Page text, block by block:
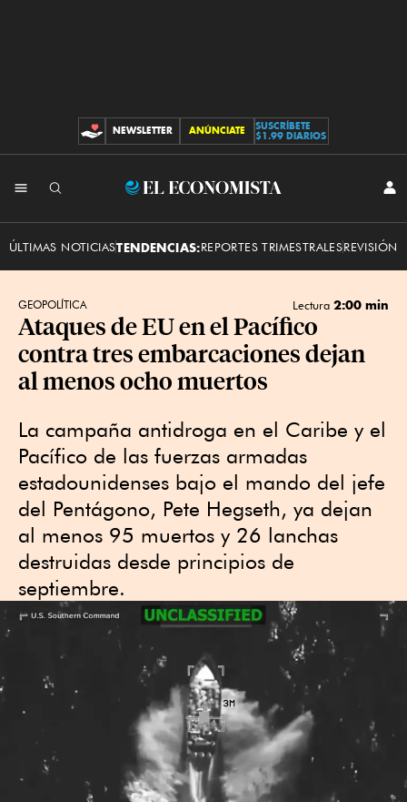
CONTRIBUCIONES
NEWSLETTER ANÚNCIATE
SUSCRÍBETE
$1.99 DIARIOS
El
ÚLTIMAS NOTICIASTENDENCIAS:REPORTES TRIMESTRALESREVISIÓN
GEOPOLÍTICA Lectura 2:00 min
Ataques de EU en el Pacífico
contra tres embarcaciones dejan
al menos ocho muertos
La campaña antidroga en el Caribe y el
Pacífico de las fuerzas armadas
estadounidenses bajo el mando del jefe
del Pentágono, Pete Hegseth, ya dejan
al menos 95 muertos y 26 lanchas
destruidas desde principios de
septiembre.